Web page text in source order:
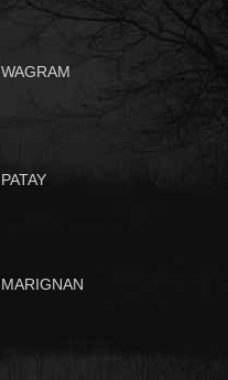
WAGRAM
PATAY
MARIGNAN